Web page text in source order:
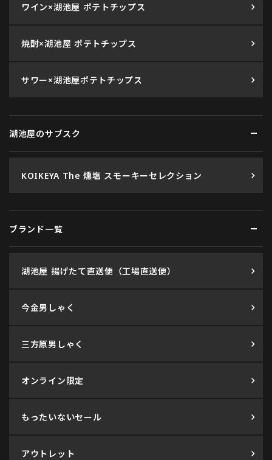
ワイン×湖池屋 ポテトチップス
焼酎×湖池屋 ポテトチップス
サワー×湖池屋ポテトチップス
湖池屋のサブスク
KOIKEYA The 燻塩 スモーキーセレクション
ブランド一覧
湖池屋 揚げたて直送便（工場直送便）
今金男しゃく
三方原男しゃく
オンライン限定
もったいないセール
アウトレット